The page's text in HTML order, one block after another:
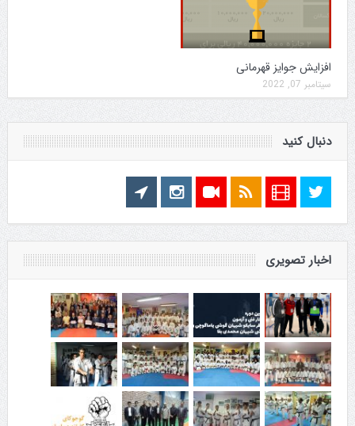
افزایش جوایز قهرمانی
سپتامبر 07, 2022
دنبال کنید
اخبار تصویری